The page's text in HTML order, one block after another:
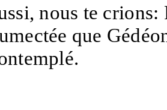
nous te
que